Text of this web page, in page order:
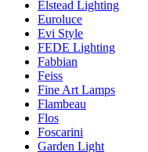
Elstead Lighting
Euroluce
Evi Style
FEDE Lighting
Fabbian
Feiss
Fine Art Lamps
Flambeau
Flos
Foscarini
Garden Light